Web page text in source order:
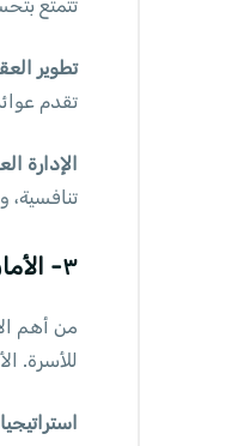
تتمتع
تطوير
تقدم
الإدارة
تنافسية،
٣- الأمان: توفير المساكن الآمنة والمستقرة
للأسرة.